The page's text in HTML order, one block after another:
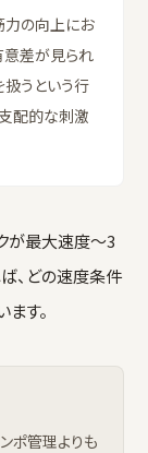
力の向上にお
意差が見られ
扱うという行
配的な刺激
が最大速度〜3
、どの速度条件
す。
ポ管理よりも